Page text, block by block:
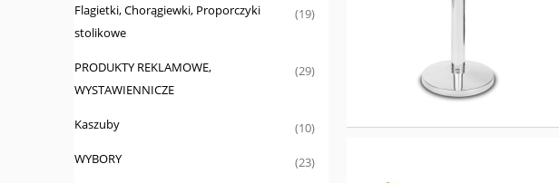
Flagietki, Chorągiewki, Proporczyki
stolikowe
(19)
PRODUKTY REKLAMOWE,
WYSTAWIENNICZE
(29)
Kaszuby (10)
WYBORY (23)